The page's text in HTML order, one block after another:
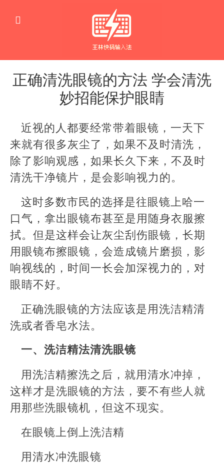
正确清洗眼镜的方法 学会清洗
妙招能保护眼睛
窍
近视的人都要经常带着眼镜，一天下
来就有很多灰尘了，如果不及时清洗，
除了影响观感，如果长久下来，不及时
清洗干净镜片，是会影响视力的。
这时多数市民的选择是往眼镜上哈一
口气，拿出眼镜布甚至是用随身衣服擦
拭。但是这样会让灰尘刮伤眼镜，长期
用眼镜布擦眼镜，会造成镜片磨损，影
响视线的，时间一长会加深视力的，对
眼睛不好。
正确洗眼镜的方法应该是用洗洁精清
洗或者香皂水法。
一、洗洁精法清洗眼镜
用洗洁精擦洗之后，就用清水冲掉，
这样才是洗眼镜的方法，要不有些人就
用那些洗眼镜机，但这不现实。
在眼镜上倒上洗洁精
用清水冲洗眼镜